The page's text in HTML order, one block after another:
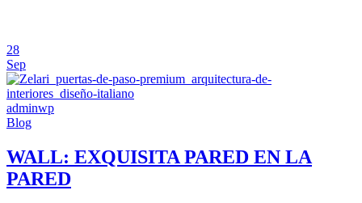
28
Sep
adminwp
Blog
WALL: EXQUISITA PARED EN LA
PARED